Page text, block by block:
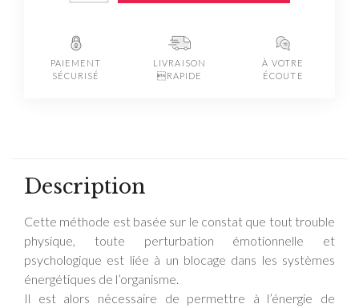
PAIEMENT
SÉCURISÉ
LIVRAISON
RAPIDE
À VOTRE
ÉCOUTE
Description
Cette méthode est basée sur le constat que tout trouble
physique, toute perturbation émotionnelle et
psychologique est liée à un blocage dans les systèmes
énergétiques de l’organisme.
Il est alors nécessaire de permettre à l’énergie de